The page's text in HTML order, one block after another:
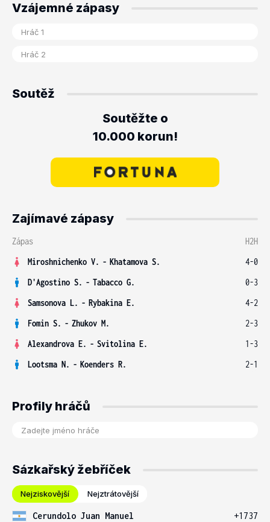
Vzájemné zápasy
Soutěž
Soutěžte o
10.000 korun!
Zajímavé zápasy
Zápas
H2H
Miroshnichenko V. - Khatamova S.
4-0
D'Agostino S. - Tabacco G.
0-3
Samsonova L. - Rybakina E.
4-2
Fomin S. - Zhukov M.
2-3
Alexandrova E. - Svitolina E.
1-3
Lootsma N. - Koenders R. 2-1
Profily hráčů
Sázkařský žebříček
Nejziskovější Nejztrátovější
Cerundolo Juan Manuel
+1737